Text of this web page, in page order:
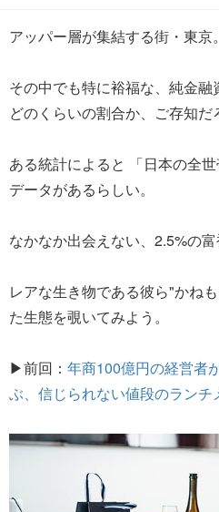
アッパー層が集結する街・東京。
その中でも特に裕福な、純金融
どのくらいの割合か、ご存知だ
ある統計によると 「日本の全
データがあるらしい。
なかなか出会えない、2.5%の富
レアな生き物である彼ら"かね
た生態を覗いてみよう。
▶前回： 年商100億円の経営者
ぶ、信じられない値段のランチ